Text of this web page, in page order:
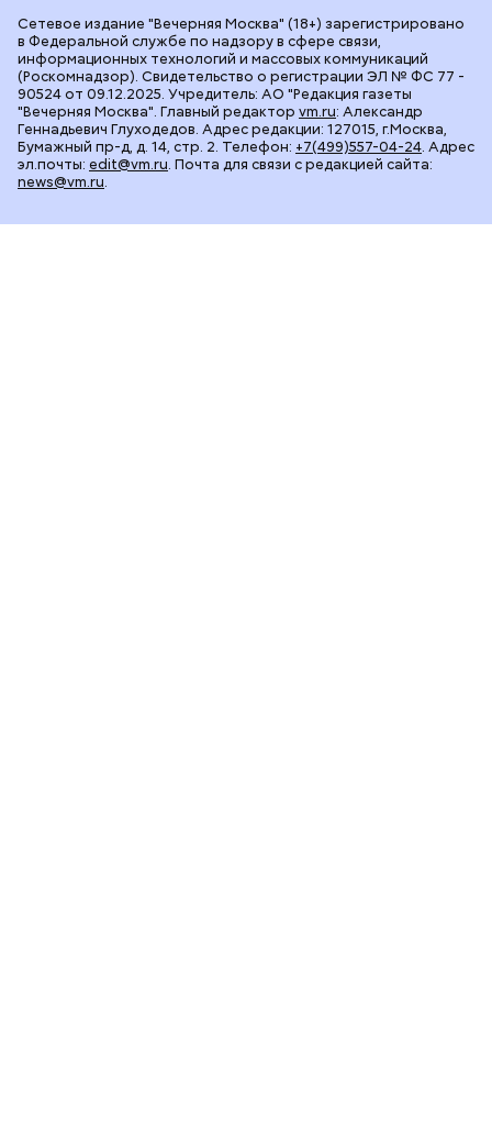
Сетевое издание "Вечерняя Москва" (18+) зарегистрировано
в Федеральной службе по надзору в сфере связи,
информационных технологий и массовых коммуникаций
(Роскомнадзор). Свидетельство о регистрации ЭЛ № ФС 77 -
90524 от 09.12.2025. Учредитель: АО "Редакция газеты
"Вечерняя Москва". Главный редактор vm.ru: Александр
Геннадьевич Глуходедов. Адрес редакции: 127015, г.Москва,
Бумажный пр-д, д. 14, стр. 2. Телефон: +7(499)557-04-24. Адрес
эл.почты: edit@vm.ru. Почта для связи с редакцией сайта:
news@vm.ru.